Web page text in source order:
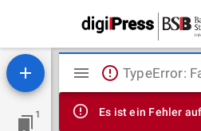
1
Mirador
Viewer
TypeError:
Es ist ein Fehler